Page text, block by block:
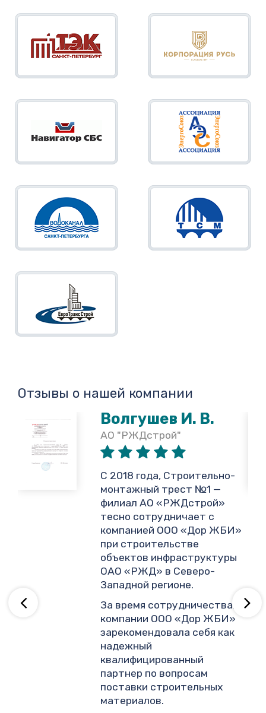
Отзывы о нашей компании
Волгушев И. В.
АО "РЖДстрой"
С 2018 года, Строительно-
монтажный трест №1 —
филиал АО «РЖДстрой»
тесно сотрудничает с
компанией ООО «Дор ЖБИ»
при строительстве
объектов инфраструктуры
ОАО «РЖД» в Северо-
Западной регионе.
За время сотрудничества,
компании ООО «Дор ЖБИ»
зарекомендовала себя как
надежный
квалифицированный
партнер по вопросам
поставки строительных
материалов.